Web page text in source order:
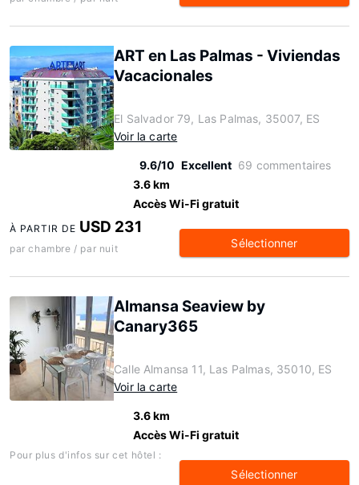
ART en Las Palmas - Viviendas
Vacacionales
El Salvador 79, Las Palmas, 35007, ES
Voir la carte
9.6/10 Excellent 69 commentaires
3.6 km
Accès Wi-Fi gratuit
À PARTIR DE USD 231
par chambre / par nuit Sélectionner
Almansa Seaview by
Canary365
Calle Almansa 11, Las Palmas, 35010, ES
Voir la carte
3.6 km
Accès Wi-Fi gratuit
Pour plus d'infos sur cet hôtel :
Sélectionner